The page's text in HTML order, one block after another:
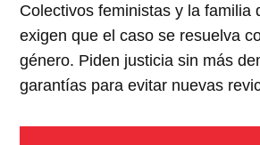
Colectivos feministas y la familia
exigen que el caso se resuelva
género. Piden justicia sin más
garantías para evitar nuevas